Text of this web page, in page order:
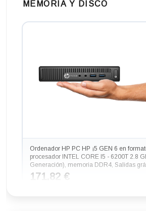
MEMORIA Y DISCO
Ordenador HP PC HP ¡5 GEN 6 en
procesador INTEL CORE I5 - 6200T 2.8
Generación), memoria DDR4, Salidas
171,82 €